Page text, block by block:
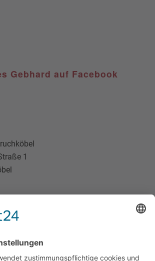
Gebhard auf Facebook
1
Bruchköbel auf Instagram